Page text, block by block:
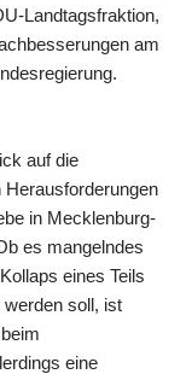
Landtagsfraktion,
am
auf die
in Mecklenburg-
es mangelndes
eines Teils
soll, ist
eine